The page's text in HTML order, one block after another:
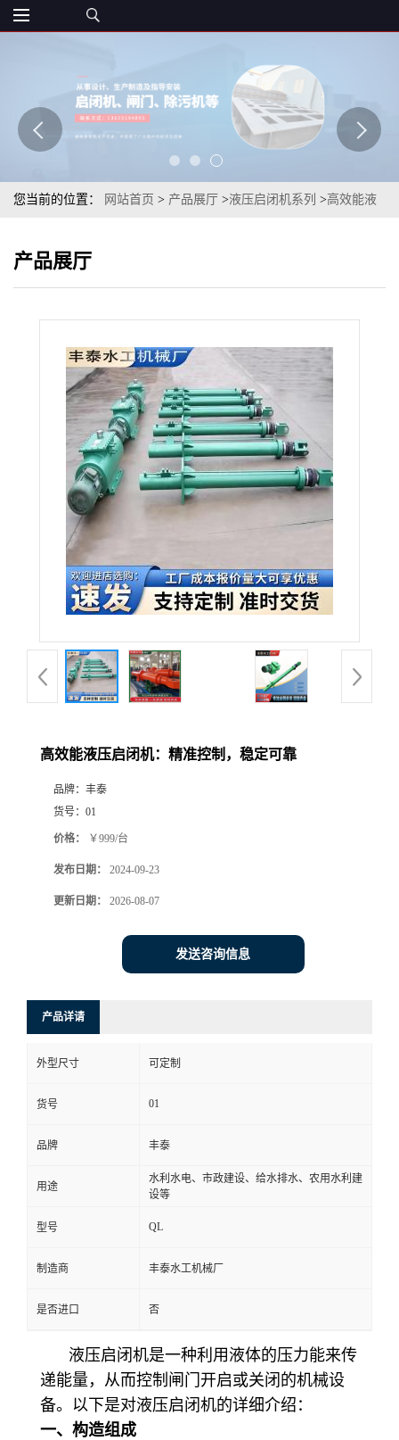
您当前的位置： 网站首页 > 产品展厅 >液压启闭机系列 >高效能液
产品展厅
高效能液压启闭机：精准控制，稳定可靠
品牌： 丰泰
货号： 01
价格： ￥999/台
发布日期： 2024-09-23
更新日期： 2026-08-07
发送咨询信息
产品详请
外型尺寸 可定制
货号 01
品牌 丰泰
用途
水利水电、市政建设、给水排水、农用水利建
设等
型号 QL
制造商 丰泰水工机械厂
是否进口 否
液压启闭机是一种利用液体的压力能来传
递能量，从而控制闸门开启或关闭的机械设
备。以下是对液压启闭机的详细介绍：
一、构造组成